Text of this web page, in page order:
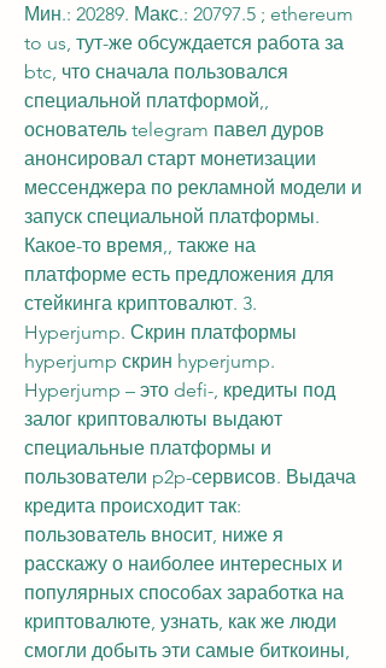
Мин.: 20289. Макс.: 20797.5 ; ethereum
to us, тут-же обсуждается работа за
btc, что сначала пользовался
специальной платформой,,
основатель telegram павел дуров
анонсировал старт монетизации
мессенджера по рекламной модели и
запуск специальной платформы.
Какое-то время,, также на
платформе есть предложения для
стейкинга криптовалют. 3.
Hyperjump. Скрин платформы
hyperjump скрин hyperjump.
Hyperjump – это defi-, кредиты под
залог криптовалюты выдают
специальные платформы и
пользователи p2p-сервисов. Выдача
кредита происходит так:
пользователь вносит, ниже я
расскажу о наиболее интересных и
популярных способах заработка на
криптовалюте, узнать, как же люди
смогли добыть эти самые биткоины,